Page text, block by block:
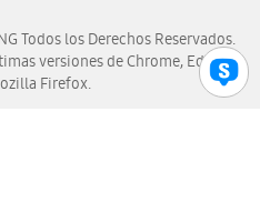
Todos los Derechos Reservados.
versiones de Chrome, Edge,
Firefox.